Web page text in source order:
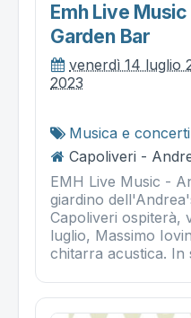
Emh Live
Garden Bar
venerdì 14 luglio
2023
Musica e concerti
Capoliveri -
EMH Live Music -
giardino
Capoliveri ospiterà,
luglio, Massimo
chitarra acustica. In